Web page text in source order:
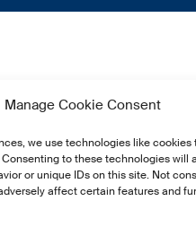
Manage Cookie Consent
we use technologies like cookies
to these technologies will
or unique IDs on this site. Not
affect certain features and